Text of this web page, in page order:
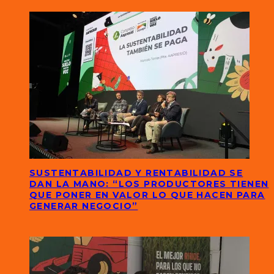
SUSTENTABILIDAD Y RENTABILIDAD SE
DAN LA MANO: “LOS PRODUCTORES TIENEN
QUE PONER EN VALOR LO QUE HACEN PARA
GENERAR NEGOCIO”